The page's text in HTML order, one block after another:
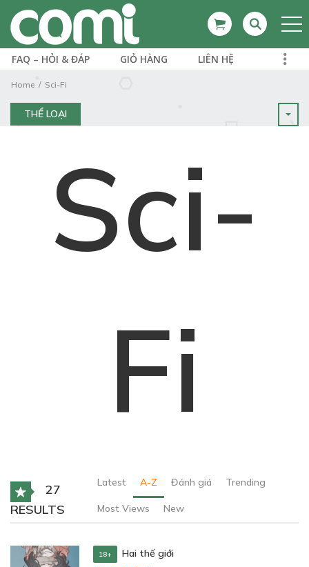
FAQ – HỎI & ĐÁP GIỎ HÀNG LIÊN HỆ
Home Sci-Fi
THỂ LOẠI
Sci-
Fi
27
RESULTS
Latest A-Z Đánh giá Trending
Most Views New
18+ Hai thế giới